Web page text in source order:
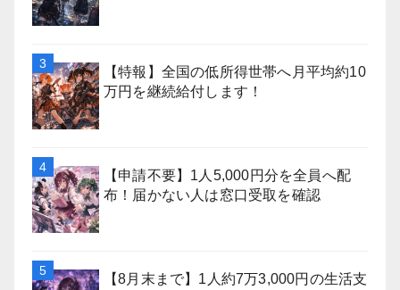
【特報】全国の低所得世帯へ月平均約10
万円を継続給付します！
【申請不要】1人5,000円分を全員へ配
布！届かない人は窓口受取を確認
【8月末まで】1人約7万3,000円の生活支